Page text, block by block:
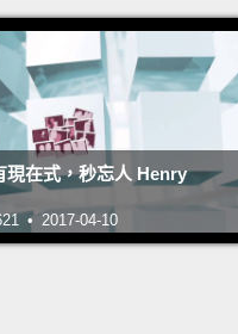
habits, they
But what we
rewards
that
change them.
每個習慣都有三
始的東西。然後
勵，也就是我們
現在式，秒忘人 Henry
• 2017-04-10